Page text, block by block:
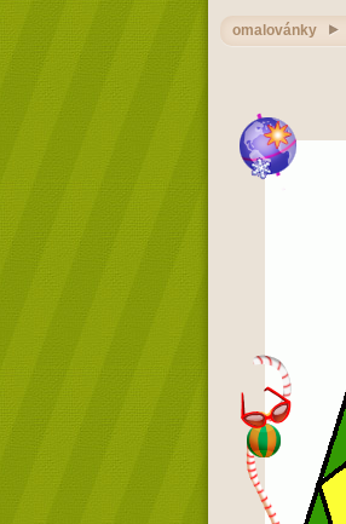
omalovánky